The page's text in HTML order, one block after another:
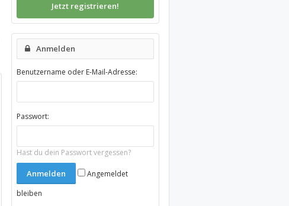
Jetzt registrieren!
Anmelden
Benutzername oder E-Mail-Adresse:
Passwort:
Hast du dein Passwort vergessen?
Angemeldet
bleiben